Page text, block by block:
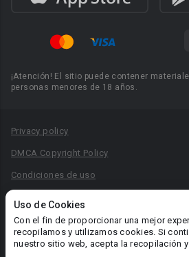
Uso de Cookies
Con el fin de proporcionar una mejor
recopilamos y utilizamos cookies. Si
nuestro sitio web, acepta la recopilación
¡Atención! El sitio puede contener
personas menores de 18 años.
Privacy policy
DMCA Copyright Policy
Condiciones de uso
Reglas para la publicación de libros
Área RR.PP.: pr@booknet.com